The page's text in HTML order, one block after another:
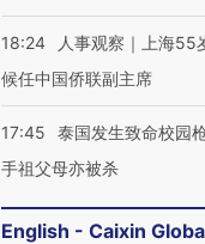
18:24
人事观察｜上海55
候任中国侨联副主席
17:45
泰国发生致命校园
手祖父母亦被杀
English - Caixin